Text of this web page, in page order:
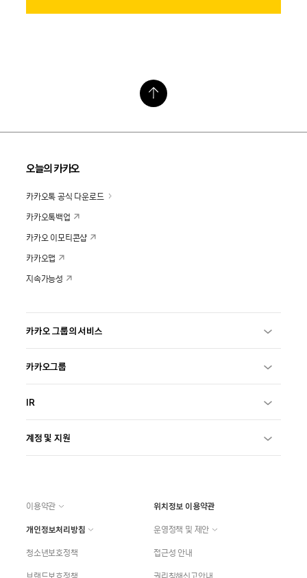
오늘의 카카오
카카오톡 공식 다운로드
카카오톡백업
카카오 이모티콘샵
카카오맵
지속가능성
카카오 그룹의 서비스
카카오그룹
IR
계정 및 지원
이용약관
위치정보 이용약관
개인정보처리방침
운영정책 및 제안
청소년보호정책
접근성 안내